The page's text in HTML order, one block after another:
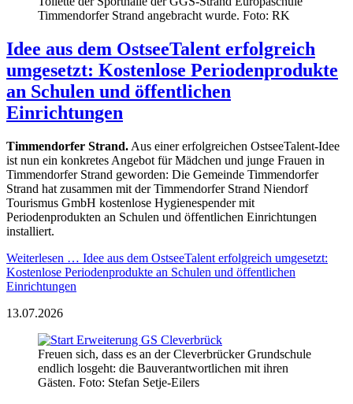
Timmendorfer Strand angebracht wurde. Foto: RK
Idee aus dem OstseeTalent erfolgreich
umgesetzt: Kostenlose Periodenprodukte
an Schulen und öffentlichen
Einrichtungen
Timmendorfer Strand. Aus einer erfolgreichen OstseeTalent-Idee
ist nun ein konkretes Angebot für Mädchen und junge Frauen in
Timmendorfer Strand geworden: Die Gemeinde Timmendorfer
Strand hat zusammen mit der Timmendorfer Strand Niendorf
Tourismus GmbH kostenlose Hygienespender mit
Periodenprodukten an Schulen und öffentlichen Einrichtungen
installiert.
Weiterlesen … Idee aus dem OstseeTalent erfolgreich umgesetzt:
Kostenlose Periodenprodukte an Schulen und öffentlichen
Einrichtungen
13.07.2026
Freuen sich, dass es an der Cleverbrücker Grundschule
endlich losgeht: die Bauverantwortlichen mit ihren
Gästen. Foto: Stefan Setje-Eilers